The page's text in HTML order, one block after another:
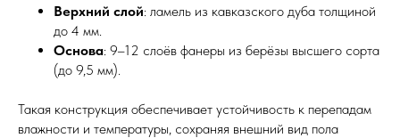
Верхний слой: ламель из кавказского дуба толщиной
до 4 мм.
Основа: 9–12 слоёв фанеры из берёзы высшего сорта
(до 9,5 мм).
Такая конструкция обеспечивает устойчивость к перепадам
влажности и температуры, сохраняя внешний вид пола